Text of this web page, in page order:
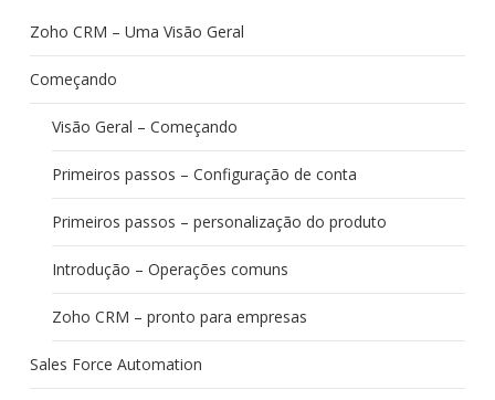
Zoho CRM – Uma Visão Geral
Começando
Visão Geral – Começando
Primeiros passos – Configuração de conta
Primeiros passos – personalização do produto
Introdução – Operações comuns
Zoho CRM – pronto para empresas
Sales Force Automation